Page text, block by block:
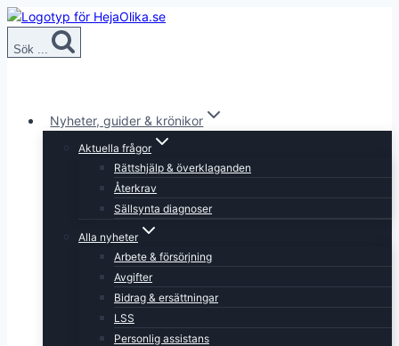
Skip
content
Sök ...
Nyheter, guider & krönikor
Aktuella frågor
Rättshjälp & överklaganden
Återkrav
Sällsynta diagnoser
Alla nyheter
Arbete & försörjning
Avgifter
Bidrag & ersättningar
LSS
Personlig assistans